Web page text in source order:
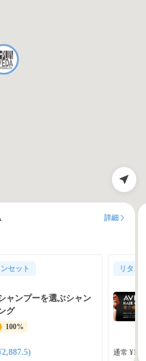
詳細
セット
ャンプーを選ぶシャン
グ
100%
リタッ
通常